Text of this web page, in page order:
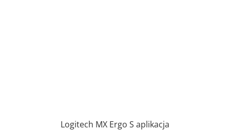
Logitech MX Ergo S aplikacja